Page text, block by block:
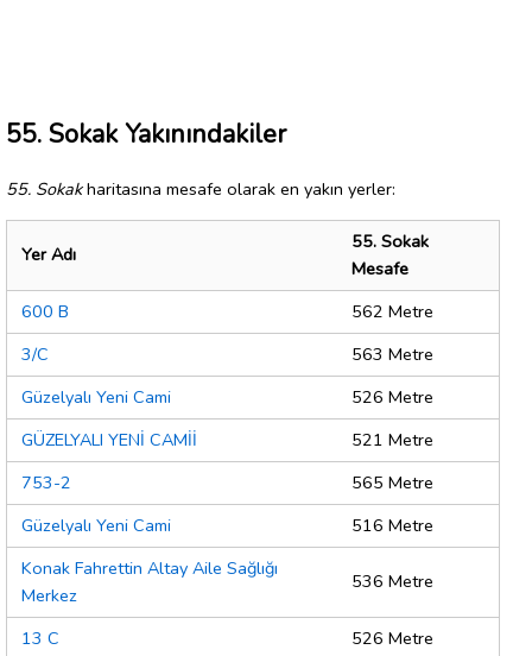
55. Sokak Yakınındakiler
55. Sokakharitasına mesafe olarak en yakın yerler:
Yer Adı
55. Sokak
Mesafe
600 B
562 Metre
3/C
563 Metre
Güzelyalı Yeni Cami
526 Metre
GÜZELYALI YENİ CAMİİ
521 Metre
753-2
565 Metre
Güzelyalı Yeni Cami
516 Metre
Konak Fahrettin Altay Aile Sağlığı
Merkez
536 Metre
13 C
526 Metre